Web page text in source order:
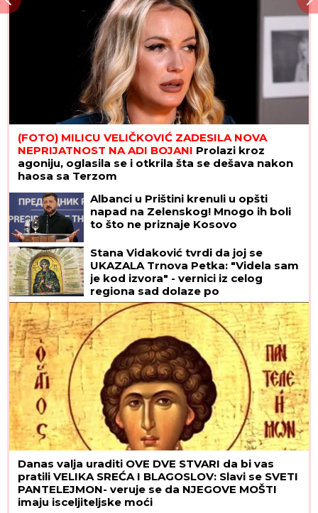
(FOTO) MILICU VELIČKOVIĆ ZADESILA NOVA
NEPRIJATNOST NA ADI BOJANI Prolazi kroz
agoniju, oglasila se i otkrila šta se dešava nakon
haosa sa Terzom
Albanci u Prištini krenuli u opšti
napad na Zelenskog! Mnogo ih boli
to što ne priznaje Kosovo
Stana Vidaković tvrdi da joj se
UKAZALA Trnova Petka: "Videla sam
je kod izvora" - vernici iz celog
regiona sad dolaze po
ČUDOTVORNU VODU
Danas valja uraditi OVE DVE STVARI da bi vas
pratili VELIKA SREĆA I BLAGOSLOV: Slavi se SVETI
PANTELEJMON- veruje se da NJEGOVE MOŠTI
imaju isceljiteljske moći